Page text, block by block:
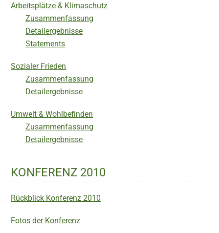
Arbeitsplätze & Klimaschutz
Zusammenfassung
Detailergebnisse
Statements
Sozialer Frieden
Zusammenfassung
Detailergebnisse
Umwelt & Wohlbefinden
Zusammenfassung
Detailergebnisse
KONFERENZ 2010
Rückblick Konferenz 2010
Fotos der Konferenz